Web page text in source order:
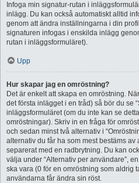
Infoga min signatur-rutan i
inlägg. Du kan också automatiskt alltid
genom att ändra inställningarna i din
signaturen infogas i enskilda inlägg
rutan i inläggsformuläret).
Upp
Hur skapar jag en omröstning?
Det är enkelt att skapa en omröstning.
det första inlägget i en tråd) så bör du se
inläggsformuläret (om du inte kan se
omröstningar). Skriv in en fråga för
och sedan minst två alternativ i
alternativ du får ha som mest bestäms
separerat med en radbrytning. Du kan
välja under “Alternativ per användare”,
ska vara (0 för en omröstning som aldrig
användarna får ändra sin röst.